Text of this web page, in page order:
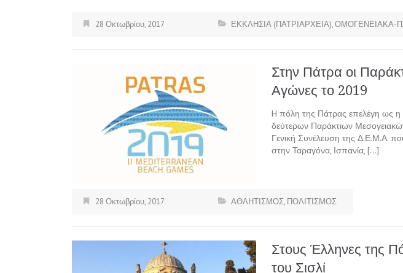
28 Οκτωβρίου, 2017 ΕΚΚΛΗΣΙΑ (ΠΑΤΡΙΑΡΧΕΙΑ),ΟΜΟΓΕΝΕΙΑΚΑ-
Στην Πάτρα οι
Αγώνες το 2019
H πόλη της Πάτρας επελέγη ως
δεύτερων Παράκτιων
Γενική Συνέλευση της Δ.Ε.Μ.Α.
στην Ταραγόνα, Ισπανία, […]
28 Οκτωβρίου, 2017 ΑΘΛΗΤΙΣΜΟΣ, ΠΟΛΙΤΙΣΜΟΣ
Στους Έλληνες της
του Σισλί